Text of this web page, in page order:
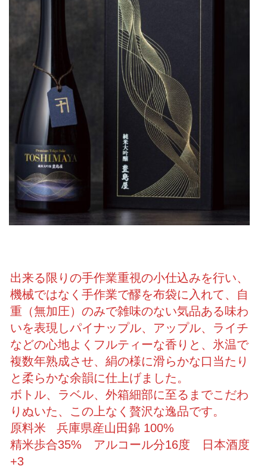
出来る限りの手作業重視の小仕込みを行い、
機械ではなく手作業で醪を布袋に入れて、自
重（無加圧）のみで雑味のない気品ある味わ
いを表現しパイナップル、アップル、ライチ
などの心地よくフルティーな香りと、氷温で
複数年熟成させ、絹の様に滑らかな口当たり
と柔らかな余韻に仕上げました。
ボトル、ラベル、外箱細部に至るまでこだわ
りぬいた、この上なく贅沢な逸品です。
原料米 兵庫県産山田錦 100%
精米歩合35% アルコール分16度 日本酒度
+3